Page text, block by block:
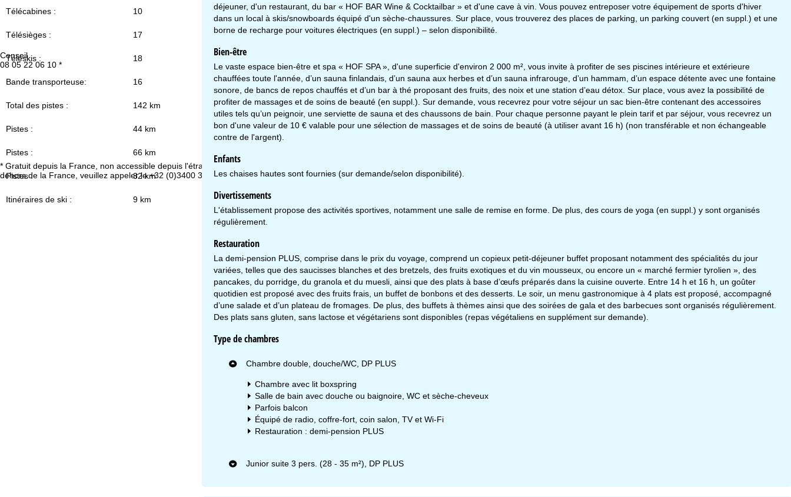
Conseil
08 05 22 06 10 *
* Gratuit depuis la France, non accessible depuis l'étranger. En
dehors de la France, veuillez appeler le +32 (0)3400 3253.
Lun.-Jeu. :
09h00-17h00
Ven. :
09h00-14h00
Sam.-Dim. :
fermé
Voir contact
Conseil
Télécabines : 10
Télésièges : 17
Téléskis : 18
Bande transporteuse: 16
Total des pistes : 142 km
Pistes : 44 km
Pistes : 66 km
Pistes : 32 km
Itinéraires de ski : 9 km
déjeuner, d'un restaurant, du bar « HOF BAR Wine & Cocktailbar » et d'une cave à vin. Vous pouvez entreposer votre équipement de sports d'hiver
dans un local à skis/snowboards équipé d'un sèche-chaussures. Sur place, vous trouverez des places de parking, un parking couvert (en suppl.) et une
borne de recharge pour voitures électriques (en suppl.) – selon disponibilité.
Bien-être
Le vaste espace bien-être et spa « HOF SPA », d'une superficie d'environ 2 000 m², vous invite à profiter de ses piscines intérieure et extérieure
chauffées toute l'année, d’un sauna finlandais, d’un sauna aux herbes et d’un sauna infrarouge, d’un hammam, d’un espace détente avec une fontaine
sonore, de bancs de repos chauffés et d’un bar à thé proposant des fruits, des noix et une station d’eau détox. Sur place, vous avez la possibilité de
profiter de massages et de soins de beauté (en suppl.). Sur demande, vous recevrez pour votre séjour un sac bien-être contenant des accessoires
utiles tels qu’un peignoir, une serviette de sauna et des chaussons de bain. Pour chaque personne payant le plein tarif et par séjour, vous recevrez un
bon d'une valeur de 10 € valable pour une sélection de massages et de soins de beauté (à utiliser avant 16 h) (non transférable et non échangeable
contre de l'argent).
Enfants
Les chaises hautes sont fournies (sur demande/selon disponibilité).
Divertissements
L'établissement propose des activités sportives, notamment une salle de remise en forme. De plus, des cours de yoga (en suppl.) y sont organisés
régulièrement.
Restauration
La demi-pension PLUS, comprise dans le prix du voyage, comprend un copieux petit-déjeuner buffet proposant notamment des spécialités du jour
variées, telles que des saucisses blanches et des bretzels, des fruits exotiques et du vin mousseux, ou encore un « marché fermier tyrolien », des
pancakes, du porridge, du granola et du muesli, ainsi que des plats à base d’œufs préparés dans la cuisine ouverte. Entre 14 h et 16 h, un goûter
quotidien est proposé avec des fruits frais, un buffet de bonbons et des desserts. Le soir, un menu gastronomique à 4 plats est proposé, accompagné
d’une salade et d’un plateau de fromages. De plus, des buffets à thèmes ainsi que des soirées de gala et des barbecues sont organisés régulièrement.
Des plats sans gluten, sans lactose et végétariens sont disponibles (repas végétaliens en supplément sur demande).
Type de chambres
Chambre double, douche/WC, DP PLUS
Chambre avec lit boxspring
Salle de bain avec douche ou baignoire, WC et sèche-cheveux
Parfois balcon
Équipé de radio, coffre-fort, coin salon, TV et Wi-Fi
Restauration : demi-pension PLUS
Junior suite 3 pers. (28 - 35 m²), DP PLUS